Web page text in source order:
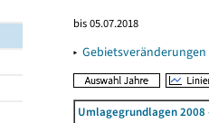
bis 05.07.2018
▸
Umlagegrundlagen 2008